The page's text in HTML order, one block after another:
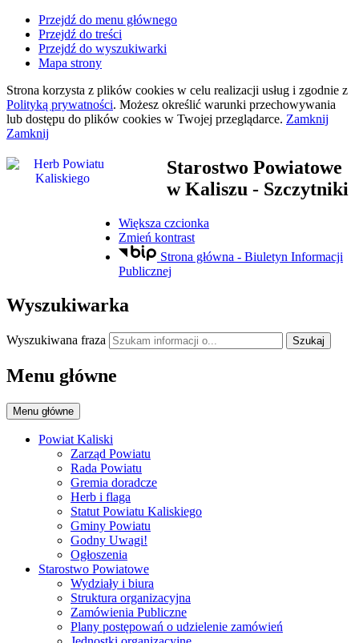
Przejdź do menu głównego
Przejdź do treści
Przejdź do wyszukiwarki
Mapa strony
Strona korzysta z plików cookies w celu realizacji usług i zgodnie z
Polityką prywatności. Możesz określić warunki przechowywania
lub dostępu do plików cookies w Twojej przeglądarce. Zamknij
Zamknij
Starostwo Powiatowe
w Kaliszu - Szczytniki
Większa czcionka
Zmień kontrast
Strona główna - Biuletyn Informacji
Publicznej
Wyszukiwarka
Wyszukiwana fraza Szukaj
Menu główne
Menu główne
Powiat Kaliski
Zarząd Powiatu
Rada Powiatu
Gremia doradcze
Herb i flaga
Statut Powiatu Kaliskiego
Gminy Powiatu
Godny Uwagi!
Ogłoszenia
Starostwo Powiatowe
Wydziały i biura
Struktura organizacyjna
Zamówienia Publiczne
Plany postępowań o udzielenie zamówień